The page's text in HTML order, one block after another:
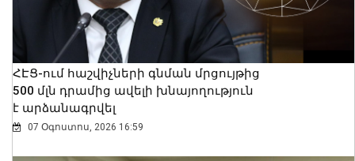
ՀԷՑ-ում հաշվիչների գնման մրցույթից
500 մլն դրամից ավելի խնայողություն
է արձանագրվել
07 Օգոստոս, 2026 16:59